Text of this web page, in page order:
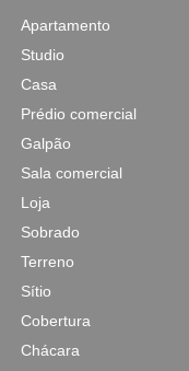
Apartamento
Studio
Casa
Prédio comercial
Galpão
Sala comercial
Loja
Sobrado
Terreno
Sítio
Cobertura
Chácara